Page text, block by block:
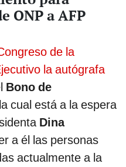
ONP a AFP
de la
la autógrafa
Bono de
la cual está a la espera
Dina
a él las personas
actualmente a la